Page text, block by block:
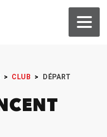
> CLUB >
DÉPART